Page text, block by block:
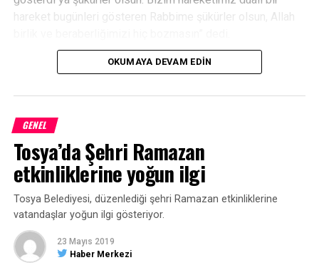
hareket bugünleri gösteren Rabbime şükürler olsun, Allah
Taşköprü Belediye Başkanı Abdullah Çatal ise, “Ben aileniz
olsun. Siz nasıl bir oğlunuzu seviyorsanız beni de bir
oğlunu olarak görün. Bizlere bu güzel geceyi
düzenlememizde katkısı bulunan Kastamonulu iş
adamımız Sn. Cengiz Aygün’e teşekkürlerimi sunuyorum”
diye konuştu.
MHP Kastamonu İl Başkanı Yüksel Aydın da, “Bu güzel
akşamı düzenleyen herkesin emeğine sağlık” dedi.
OKUMAYA DEVAM EDIN
GENEL
Tosya’da Şehri Ramazan
etkinliklerine yoğun ilgi
Tosya Belediyesi, düzenlediği şehri Ramazan etkinliklerine
vatandaşlar yoğun ilgi gösteriyor.
23 Mayıs 2019
Haber Merkezi